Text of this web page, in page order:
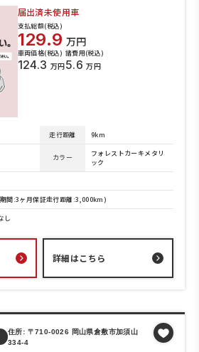
届出済未使用車
支払総額(税込)
129.9 万円
車両価格(税込)
124.3 万円
諸費用(税込)
5.6 万円
走行距離 9km
カラー
フォレストカーキメタリ
ック
間:3ヶ月保証走行距離:3,000km)
し
詳細はこちら
住所: 〒710-0026 岡山県倉敷市加須山
334-4